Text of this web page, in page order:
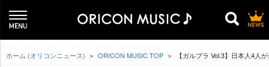
ホーム (オリコンニュース) ORICON MUSIC TOP 【ガルプラ Vol.3】日本人4人